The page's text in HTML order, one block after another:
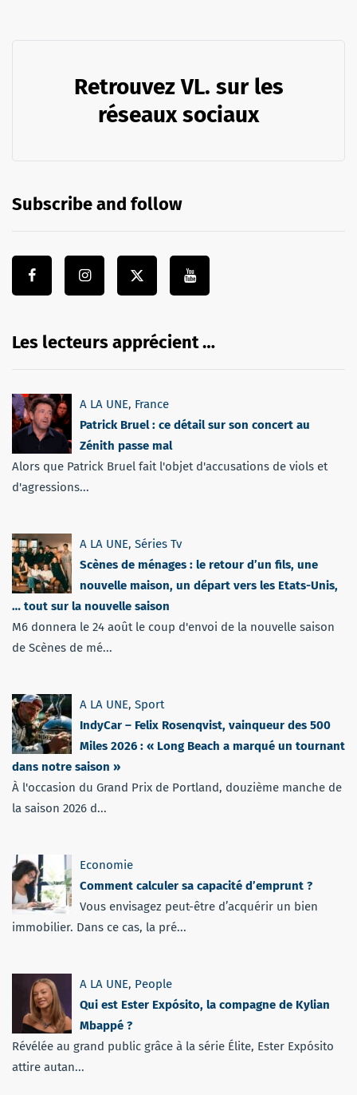
Retrouvez VL. sur les
réseaux sociaux
Subscribe and follow
Les lecteurs apprécient …
A LA UNE, France
Patrick Bruel : ce détail sur son concert au
Zénith passe mal
Alors que Patrick Bruel fait l'objet d'accusations de viols et
d'agressions...
A LA UNE, Séries Tv
Scènes de ménages : le retour d’un fils, une
nouvelle maison, un départ vers les Etats-Unis,
… tout sur la nouvelle saison
M6 donnera le 24 août le coup d'envoi de la nouvelle saison
de Scènes de mé...
A LA UNE, Sport
IndyCar – Felix Rosenqvist, vainqueur des 500
Miles 2026 : « Long Beach a marqué un tournant
dans notre saison »
À l'occasion du Grand Prix de Portland, douzième manche de
la saison 2026 d...
Economie
Comment calculer sa capacité d’emprunt ?
Vous envisagez peut-être d’acquérir un bien
immobilier. Dans ce cas, la pré...
A LA UNE, People
Qui est Ester Expósito, la compagne de Kylian
Mbappé ?
Révélée au grand public grâce à la série Élite, Ester Expósito
attire autan...